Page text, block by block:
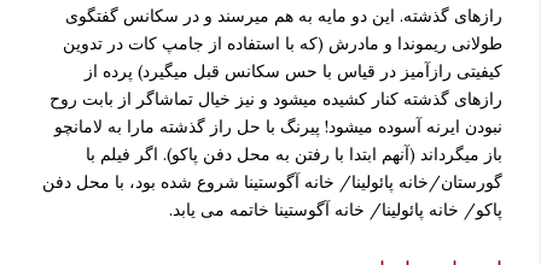
رازهای گذشته. این دو مایه به هم می­رسند و در سکانس گفتگوی
طولانی ریموندا و مادرش (که با استفاده از جامپ کات در تدوین
کیفیتی رازآمیز در قیاس با حس سکانس قبل می­گیرد) پرده از
رازهای گذشته کنار کشیده می­شود و نیز خیال تماشاگر از بابت روح
نبودن ایرنه آسوده می­شود! پیرنگ با حل راز گذشته مارا به لامانچو
باز می­گرداند (آنهم ابتدا با رفتن به محل دفن پاکو). اگر فیلم با
گورستان/خانه پائولینا/ خانه آگوستینا شروع شده بود، با محل دفن
پاکو/ خانه پائولینا/ خانه آگوستینا خاتمه می یابد.